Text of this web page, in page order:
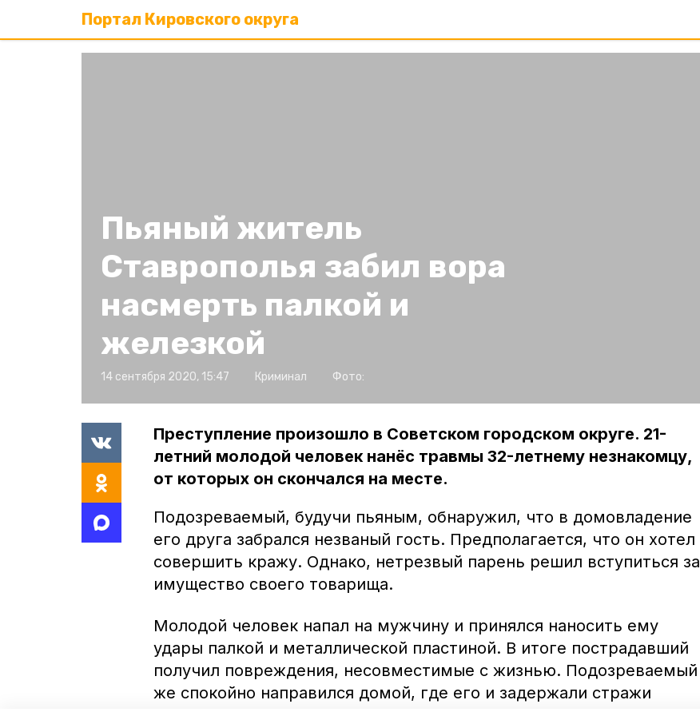
Портал Кировского округа
Пьяный житель
Ставрополья забил вора
насмерть палкой и
железкой
14 сентября 2020, 15:47 Криминал Фото:
Преступление произошло в Советском городском округе. 21-
летний молодой человек нанёс травмы 32-летнему незнакомцу,
от которых он скончался на месте.
Подозреваемый, будучи пьяным, обнаружил, что в домовладение
его друга забрался незваный гость. Предполагается, что он хотел
совершить кражу. Однако, нетрезвый парень решил вступиться за
имущество своего товарища.
Молодой человек напал на мужчину и принялся наносить ему
удары палкой и металлической пластиной. В итоге пострадавший
получил повреждения, несовместимые с жизнью. Подозреваемый
же спокойно направился домой, где его и задержали стражи